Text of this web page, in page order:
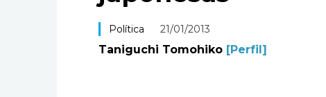
Política 21/01/2013
Taniguchi Tomohiko [Perfil]